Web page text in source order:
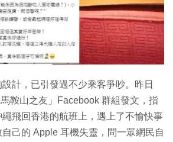
計，已引發過不少乘客爭吵。昨日
馬鞍山之友」Facebook 群組發文，指
飛回香港的航班上，遇上了不愉快事
己的 Apple 耳機失靈，問一眾網民自